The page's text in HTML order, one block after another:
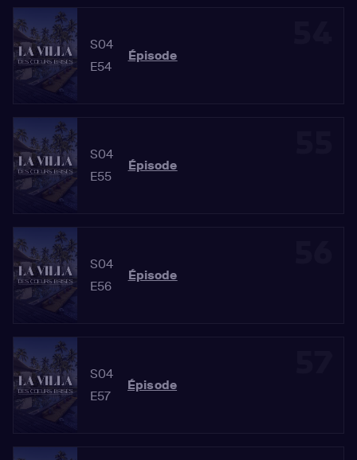
S04
E54
Épisode
S04
E55
Épisode
S04
E56
Épisode
S04
E57
Épisode